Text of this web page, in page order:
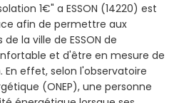
1€" a ESSON (14220) est
afin de permettre aux
la ville de ESSON de
et d'être en mesure de
effet, selon l'observatoire
(ONEP), une personne